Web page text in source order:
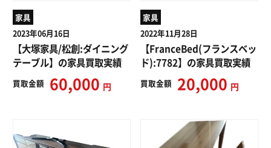
家具
2023年06月16日
【大塚家具/松創:ダイニング
テーブル】の家具買取実績
買取金額 60,000 円
家具
2022年11月28日
【FranceBed(フランスベッ
ド):7782】の家具買取実績
買取金額 20,000 円